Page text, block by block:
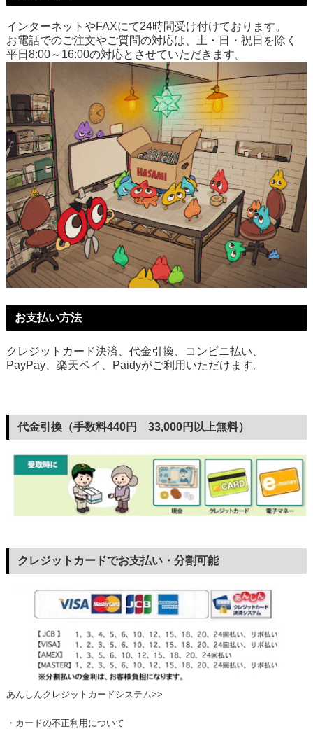
インターネットやFAXにて24時間受け付けております。
お電話でのご注文やご質問の対応は、土・日・祝日を除く
平日8:00～16:00の対応とさせていただきます。
お支払い方法
クレジットカード決済、代金引換、コンビニ払い、
PayPay、楽天ペイ、Paidyがご利用いただけます。
代金引換（手数料440円 33,000円以上無料）
クレジットカードでお支払い・分割可能
あんしんクレジットカードシステム>>
・カードの不正利用について